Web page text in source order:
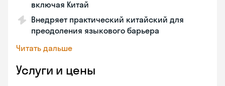
включая Китай
Внедряет практический китайский для
преодоления языкового барьера
Читать дальше
Услуги и цены